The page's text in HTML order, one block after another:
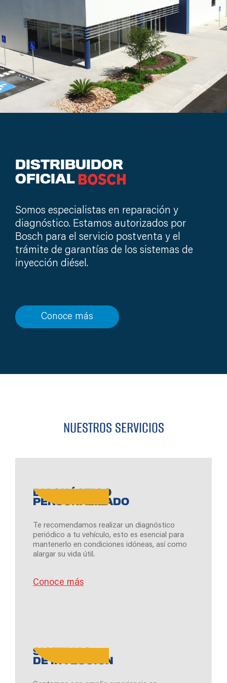
DISTRIBUIDOR
OFICIAL BOSCH
Somos especialistas en reparación y
diagnóstico. Estamos autorizados por
Bosch para el servicio postventa y el
trámite de garantías de los sistemas de
inyección diésel.
Conoce más
NUESTROS SERVICIOS
DIAGNÓSTICO
PERSONALIZADO
Te recomendamos realizar un diagnóstico
periódico a tu vehículo, esto es esencial para
mantenerlo en condiciones idóneas, así como
alargar su vida útil.
Conoce más
SISTEMAS
DE INYECCIÓN